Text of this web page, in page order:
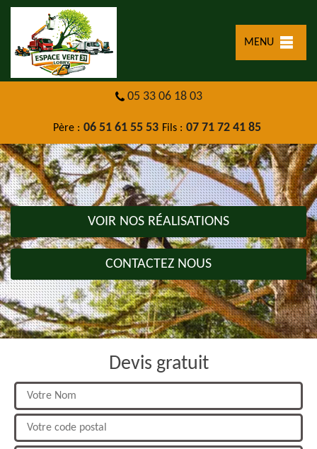
MENU
05 33 06 18 03
Père : 06 51 61 55 53 Fils : 07 71 72 41 85
VOIR NOS RÉALISATIONS
CONTACTEZ NOUS
Devis gratuit